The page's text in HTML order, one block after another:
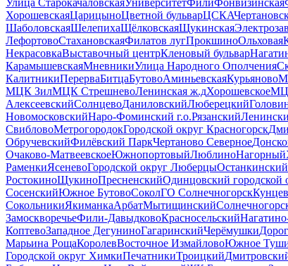
ХорошевскаяЦарицыноЦветной бульварЦСКА
ШаболовскаяШелепихаЩёлковскаяЩукинская
ЛефортовоСтахановскаяФилатов лугПрокшиноОльховая
НекрасовкаВыставочный центрКленовый бульвар
КарамышевскаяМневникиУлица Народного Ополчения
КалитникиПерерваБитцаБутовоАминьевскаяКурьяново
МЦК ЗилМЦК СтрешневоЛенинская ж.дХорошевское
АлексеевскийСолнцевоДаниловскийЛюберецкий
НовомосковскийНаро-Фоминский г.о.Рязанский
СвибловоМетрогородокГородской округ Красногорск
ОбручевскийФилёвский ПаркЧертаново Северное
Очаково-МатвеевскоеЮжнопортовыйЛюблиноНагорный
РаменкиЯсеневоГородской округ ЛюберцыОстанкинский
РостокиноЩукиноПресненскийОдинцовский городской
СосенскийЮжное БутовоСоколГО Солнечногорск
СокольникиЯкиманкаАрбатМытищинский
ЗамоскворечьеФили-ДавыдковоКрасносельский
КоптевоЗападное ДегуниноГагаринскийЧерёмушки
Марьина РощаКоролевВосточное ИзмайловоЮжное
Городской округ ХимкиПечатникиТроицкий